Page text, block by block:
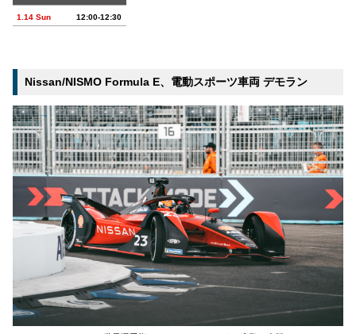
1.14 Sun 12:00-12:30
Nissan/NISMO Formula E、電動スポーツ車両 デモラン